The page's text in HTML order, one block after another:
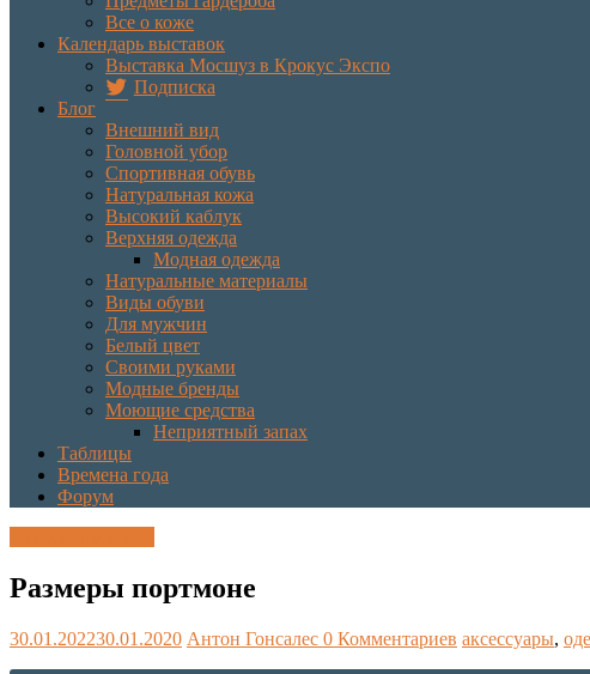
Все о коже
Календарь выставок
Выставка Мосшуз в Крокус Экспо
Подписка
Блог
Внешний вид
Головной убор
Спортивная обувь
Натуральная кожа
Высокий каблук
Верхняя одежда
Модная одежда
Натуральные материалы
Виды обуви
Для мужчин
Белый цвет
Своими руками
Модные бренды
Моющие средства
Неприятный запах
Таблицы
Времена года
Форум
Размеры портмоне
30.01.202230.01.2020 Антон Гонсалес 0 Комментариев аксессуары,